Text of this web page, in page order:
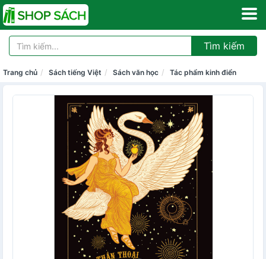
Tìm kiếm
Trang chủ Sách tiếng Việt Sách văn học Tác phẩm kinh điển